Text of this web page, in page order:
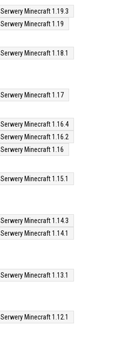
Serwery Minecraft 1.19.3
Serwery Minecraft 1.19
Serwery Minecraft 1.18.1
Serwery Minecraft 1.17
Serwery Minecraft 1.16.4
Serwery Minecraft 1.16.2
Serwery Minecraft 1.16
Serwery Minecraft 1.15.1
Serwery Minecraft 1.14.3
Serwery Minecraft 1.14.1
Serwery Minecraft 1.13.1
Serwery Minecraft 1.12.1